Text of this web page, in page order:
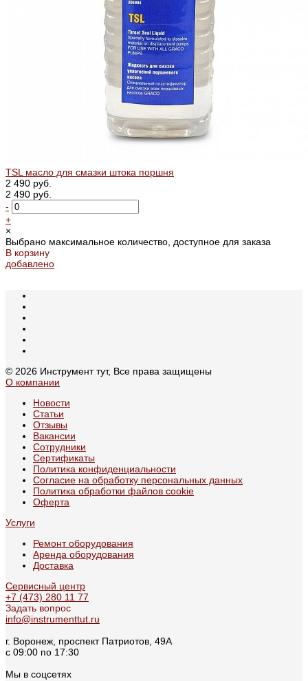
TSL масло для смазки штока поршня
2 490 руб.
2 490 руб.
-
+
×
Выбрано максимальное количество, доступное для заказа
В корзину
добавлено
© 2026 Инструмент тут, Все права защищены
О компании
Новости
Статьи
Отзывы
Вакансии
Сотрудники
Сертификаты
Политика конфиденциальности
Согласие на обработку персональных данных
Политика обработки файлов cookie
Оферта
Услуги
Ремонт оборудования
Аренда оборудования
Доставка
Сервисный центр
+7 (473) 280 11 77
Задать вопрос
info@instrumenttut.ru
г. Воронеж, проспект Патриотов, 49А
с 09:00 по 17:30
Мы в соцсетях